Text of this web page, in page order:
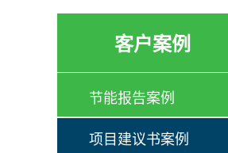
客户案例
节能报告案例
项目建议书案例